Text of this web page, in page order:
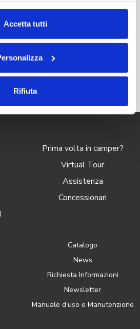
i cookie da accettare clicca
Se vuoi saperne di più clicca
"Acconsento" permetti l'utilizzo
Accetta tutti
Rifiuta
SPORT
Prima volta in camper?
Virtual Tour
Assistenza
Concessionari
Catalogo
News
Richiesta Informazioni
Newsletter
Manuale d’uso e Manutenzione